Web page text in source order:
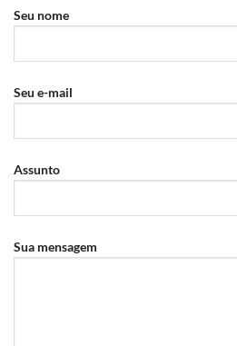
Seu nome
Seu e-mail
Assunto
Sua mensagem